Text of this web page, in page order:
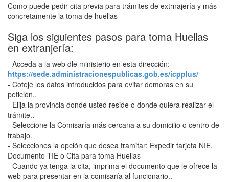
Como puede pedir cita previa para trámites de extrnajería y más
concretamente la toma de huellas
Siga los siguientes pasos para toma Huellas
en extranjería:
- Acceda a la web dle ministerio en esta dirección:
https://sede.administracionespublicas.gob.es/icpplus/
- Coteje los datos introducidos para evitar demoras en su
petición..
- Elija la provincia donde usted reside o donde quiera realizar el
trámite..
- Seleccione la Comisaría más cercana a su domicilio o centro de
trabajo.
- Selecciones la opción que desea tramitar: Expedir tarjeta NIE,
Documento TIE o Cita para toma Huellas
- Cuando ya tenga la cita, imprima el documento que le ofrece la
web para presentar en la comisaría al funcionario..